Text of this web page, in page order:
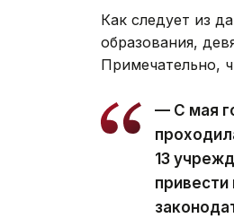
Как следует из
образования,
Примечательно,
— С мая
13